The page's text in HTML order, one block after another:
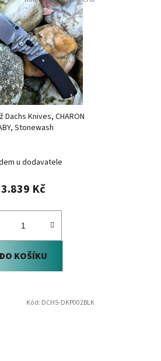
Dachs Knives, CHARON
Stonewash
u dodavatele
3.839 Kč
DO KOŠÍKU
Kód: DCHS-DKP002BLK